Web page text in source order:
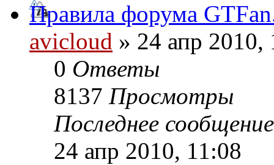
Правила форума
avicloud » 24 апр 2010,
0 Ответы
8137 Просмотры
Последнее
24 апр 2010, 11:08